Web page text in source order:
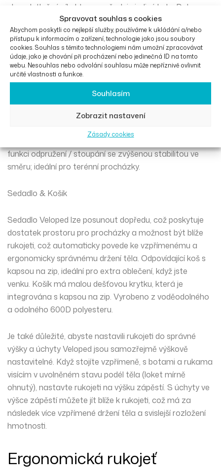
Spravovat souhlas s cookies
Abychom poskytli co nejlepší služby, používáme k ukládání a/nebo
přístupu k informacím o zařízení, technologie jako jsou soubory
cookies. Souhlas s těmito technologiemi nám umožní zpracovávat
údaje, jako je chování při procházení nebo jedinečná ID na tomto
webu. Nesouhlas nebo odvolání souhlasu může nepříznivě ovlivnit
určité vlastnosti a funkce.
Souhlasím
Zobrazit nastavení
Zásady cookies
zlomek tlačné síly, kterou vyžaduje jediné kolo. Dokonce
s Velopedem Sport se 14palcovými koly překonáte
takovou překážku, téměř aniž byste si všimli, že tam je.
Seřizovač kol
Horolezecké kolo je nastavitelné pro různé podmínky a
terén. Pro vynikající manévrovatelnost, snadné otáčení
a udržení stoupací schopnosti je přední kolo zvednuto
město. Ve své druhé poloze, v režimu terénu, má kolo
funkci odpružení / stoupání se zvýšenou stabilitou ve
směru; ideální pro terénní procházky.
Sedadlo & Košik
Sedadlo Veloped lze posunout dopředu, což poskytuje
dostatek prostoru pro procházky a možnost být blíže
rukojeti, což automaticky povede ke vzpřímenému a
ergonomicky správnému držení těla. Odpovídající koš s
kapsou na zip, ideální pro extra oblečení, když jste
venku. Košík má malou dešťovou krytku, která je
integrována s kapsou na zip. Vyrobeno z voděodolného
a odolného 600D polyesteru.
Je také důležité, abyste nastavili rukojeti do správné
výšky a úchyty Veloped jsou samozřejmě výškově
nastavitelné. Když stojíte vzpřímeně, s botami a rukama
visícím v uvolněném stavu podél těla (loket mírně
ohnutý), nastavte rukojeti na výšku zápěstí. S úchyty ve
výšce zápěstí můžete jít blíže k rukojeti, což má za
následek více vzpřímené držení těla a svislejší rozložení
hmotnosti.
Ergonomická rukojeť